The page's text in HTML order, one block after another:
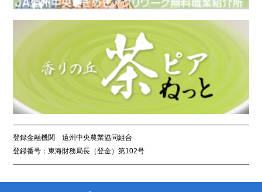
登録金融機関 遠州中央農業協同組合
登録番号：東海財務局長（登金）第102号